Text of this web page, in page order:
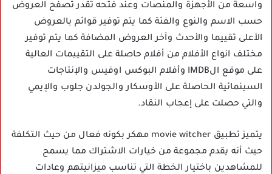
واسعة من الأجهزة والمنصات وعند فتحه تقدر تصفح العروض
حسب الاسم والنوع والفئة كما يتم توفير قوائم بالعروض
الأعلى تقييما والأحدث وآخر العروض المضافة كما يتم توفير
مختلف انواع الأفلام من أفلام حاصلة على التقييمات العالية
على موقع الIMDB وأفلام البوكس اوفيس والإنتاجات
السينمائية الحاصلة على الأوسكار والجولدن جلوب والإيمي
والتي حصلت على إعجاب النقاد.
يتميز تطبيق movie witcher مهكر بكونه فعال من حيث التكلفة
حيث أنه يقدم مجموعة من خيارات الاشتراك مما يسمح
للمشاهدين باختيار الخطة التي تناسب ميزانيتهم ​​وعادات